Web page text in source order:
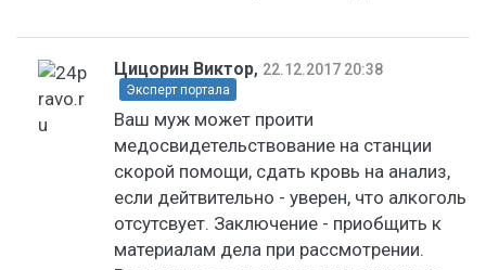
Цицорин Виктор, 22.12.2017 20:38
Эксперт портала
Ваш муж может проити
медосвидетельствование на станции
скорой помощи, сдать кровь на анализ,
если дейтвительно - уверен, что алкоголь
отсутсвует. Заключение - приобщить к
материалам дела при рассмотрении.